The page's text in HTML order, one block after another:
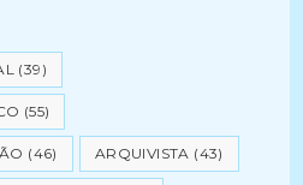
(39)
(55)
(46) ARQUIVISTA (43)